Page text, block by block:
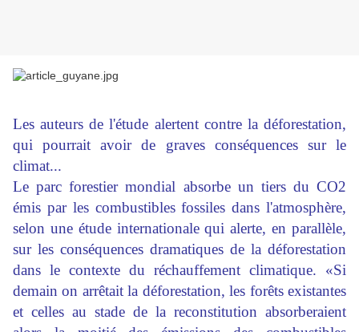
Les auteurs de l'étude alertent contre la déforestation,
qui pourrait avoir de graves conséquences sur le
climat...
Le parc forestier mondial absorbe un tiers du CO2
émis par les combustibles fossiles dans l'atmosphère,
selon une étude internationale qui alerte, en parallèle,
sur les conséquences dramatiques de la déforestation
dans le contexte du réchauffement climatique. «Si
demain on arrêtait la déforestation, les forêts existantes
et celles au stade de la reconstitution absorberaient